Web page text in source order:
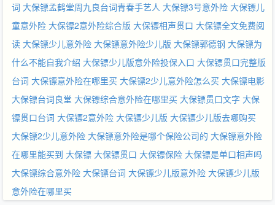
词 大保镖孟鹤堂周九良台词青春手艺人 大保镖3号意外险 大保镖儿
童意外险 大保镖2意外险综合版 大保镖相声贯口 大保镖全文免费阅
读 大保镖少儿意外险 大保镖意外险少儿版 大保镖郭德钢 大保镖为
什么不能自我介绍 大保镖少儿版意外险投保入口 大保镖贯口完整版
台词 大保镖意外险在哪里买 大保镖2少儿意外险怎么买 大保镖电影
大保镖台词良堂 大保镖综合意外险在哪里买 大保镖贯口文字 大保
镖贯口台词 大保镖2意外险 大保镖少儿版 大保镖少儿版去哪购买
大保镖2少儿意外险 大保镖意外险是哪个保险公司的 大保镖意外险
在哪里能买到 大保镖 大保镖贯口 大保镖保险 大保镖是单口相声吗
大保镖综合意外险 大保镖台词 大保镖少儿版意外险 大保镖少儿版
意外险在哪里买